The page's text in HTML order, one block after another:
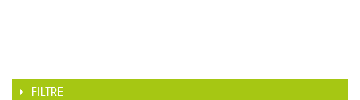
FILTRE